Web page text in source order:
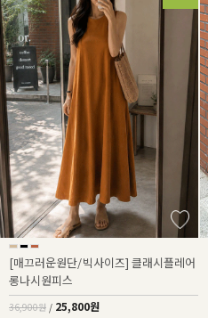
[매끄러운원단/빅사이즈] 클래시플레어
롱나시원피스
36,900원 / 25,800원